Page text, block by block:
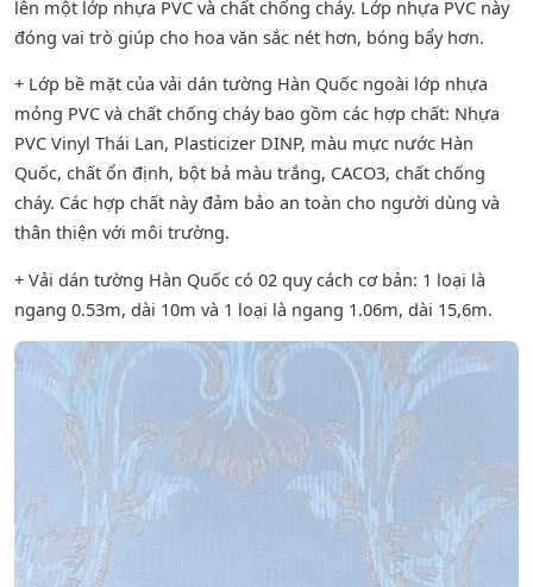
lên một lớp nhựa PVC và chất chống cháy. Lớp nhựa PVC này
đóng vai trò giúp cho hoa văn sắc nét hơn, bóng bẩy hơn.
+ Lớp bề mặt của vải dán tường Hàn Quốc ngoài lớp nhựa
mỏng PVC và chất chống cháy bao gồm các hợp chất: Nhựa
PVC Vinyl Thái Lan, Plasticizer DINP, màu mực nước Hàn
Quốc, chất ổn định, bột bả màu trắng, CACO3, chất chống
cháy. Các hợp chất này đảm bảo an toàn cho người dùng và
thân thiện với môi trường.
+ Vải dán tường Hàn Quốc có 02 quy cách cơ bản: 1 loại là
ngang 0.53m, dài 10m và 1 loại là ngang 1.06m, dài 15,6m.